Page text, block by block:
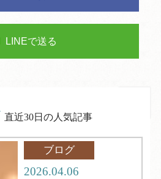
LINEで送る
直近30日の人気記事
ブログ
2026.04.06